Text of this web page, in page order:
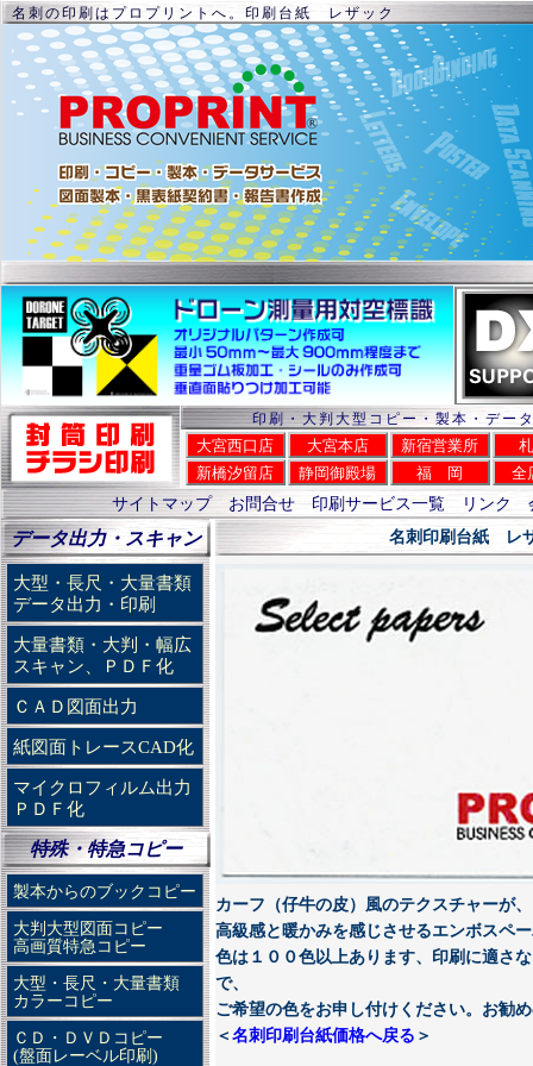
名刺の印刷はプロプリントへ。印刷台紙 レザック
印刷・大判大型コピー・製本・デー
大宮西口店 大宮本店 新宿営業所
新橋汐留店
静岡御殿場 福 岡
全
サイトマップ
お問合せ 印刷サービス一覧 リンク
データ出力・スキャン
大型・長尺・大量書類
データ出力・印刷
大量書類・大判・幅広
スキャン、ＰＤＦ化
ＣＡＤ図面出力
紙図面トレースCAD化
マイクロフィルム出力
ＰＤＦ化
特殊・特急コピー
製本からのブックコピー
大判大型図面コピー
高画質特急コピー
大型・長尺・大量書類
カラーコピー
ＣＤ・ＤＶＤコピー
(盤面レーベル印刷)
名刺印刷台紙 レ
カーフ（仔牛の皮）風のテクスチャーが、
高級感と暖かみを感じさせるエンボスペ
色は１００色以上あります、印刷に適さ
で、
ご希望の色をお申し付けください。お勧
＜ 名刺印刷台紙価格へ戻る ＞